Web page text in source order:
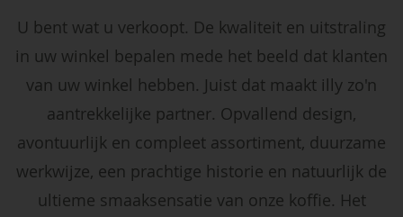
U bent wat u verkoopt. De kwaliteit en uitstraling
in uw winkel bepalen mede het beeld dat klanten
van uw winkel hebben. Juist dat maakt illy zo'n
aantrekkelijke partner. Opvallend design,
avontuurlijk en compleet assortiment, duurzame
werkwijze, een prachtige historie en natuurlijk de
ultieme smaaksensatie van onze koffie. Het